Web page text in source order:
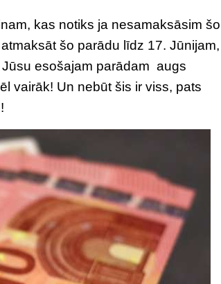
kas notiks ja nesamaksāsim šo
šo parādu līdz 17. Jūnijam,
esošajam parādam augs
vairāk! Un nebūt šis ir viss, pats